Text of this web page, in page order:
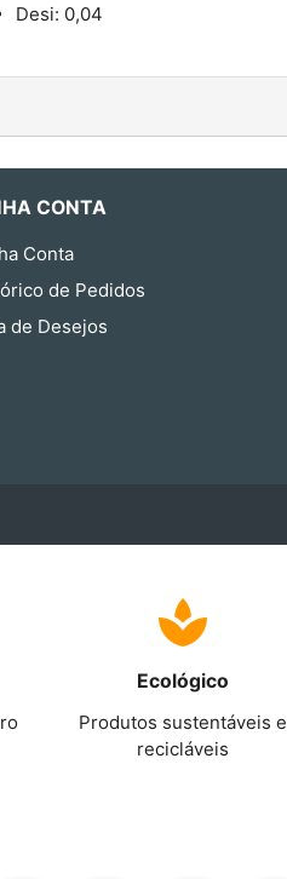
Desi: 0,04
CONTA
Conta
de Pedidos
de Desejos
Ecológico
Produtos sustentáveis e
recicláveis